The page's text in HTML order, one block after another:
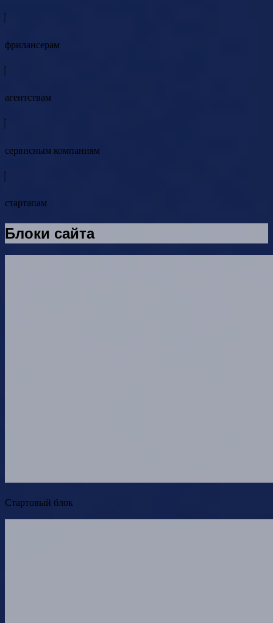
фрилансерам
агентствам
сервисным компаниям
стартапам
Блоки сайта
Стартовый блок